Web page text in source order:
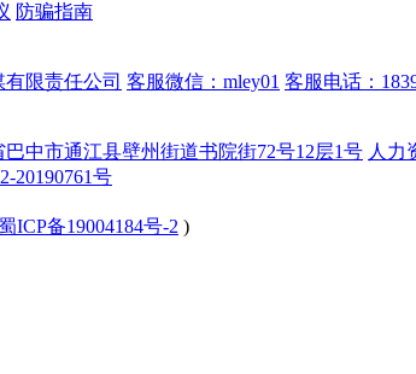
防骗指南
限责任公司 客服微信：mley01 客服电话：
中市通江县壁州街道书院街72号12层1号 人力
20190761号
ICP备19004184号-2 )